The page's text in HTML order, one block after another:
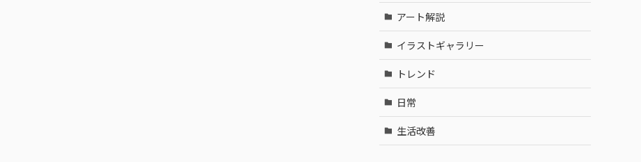
アート解説
イラストギャラリー
トレンド
日常
生活改善